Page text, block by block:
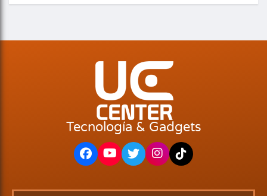
Tecnología & Gadgets